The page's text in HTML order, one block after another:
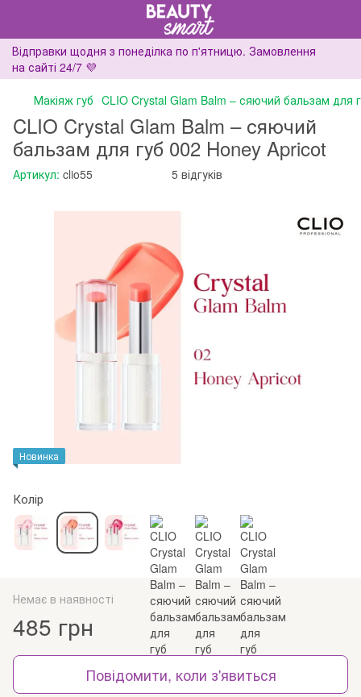
Відправки щодня з понеділка по п'ятницю. Замовлення
на сайті 24/7 💜
Макіяж губ CLIO Crystal Glam Balm – сяючий бальзам для
CLIO Crystal Glam Balm – сяючий
бальзам для губ 002 Honey Apricot
Артикул: clio55 5 відгуків
Новинка
Колір
Немає в наявності
485 грн
Повідомити, коли з'явиться